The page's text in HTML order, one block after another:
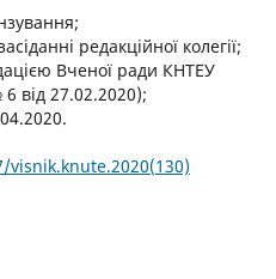
редакційної колегії;
Вченої ради КНТЕУ
від 27.02.2020);